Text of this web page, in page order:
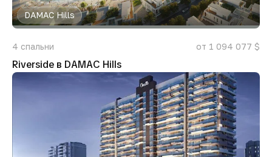
DAMAC Hills
4 спальни от 1 094 077 $
Riverside в DAMAC Hills